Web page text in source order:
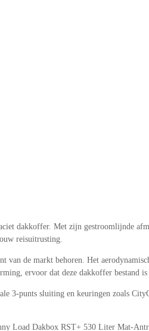
dakkoffer. Met zijn gestroomlijnde
reisuitrusting.
van de markt behoren. Het
ervoor dat deze dakkoffer bestand
3-punts sluiting en keuringen zoals
Load Dakbox RST+ 530 Liter Mat-